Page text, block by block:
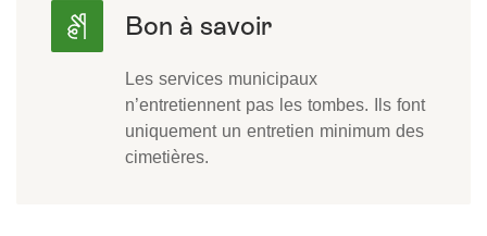
Les services municipaux
n’entretiennent pas les tombes. Ils font
uniquement un entretien minimum des
cimetières.